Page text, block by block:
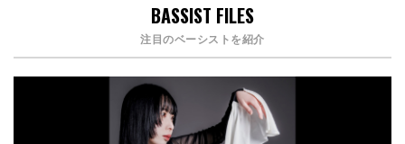
BASSIST FILES
注目のベーシストを紹介